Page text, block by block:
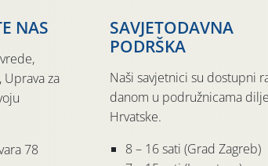
NAS
Uprava za
78
SAVJETODAVNA
PODRŠKA
Naši savjetnici su dostupni
danom u podružnicama
Hrvatske.
8 – 16 sati (Grad Zagreb)